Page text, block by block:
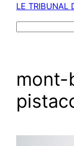
LE TRIBUNAL
mont-